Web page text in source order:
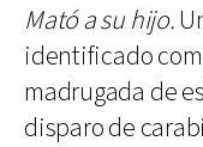
Mató a su hijo.
identificado
madrugada de
disparo de